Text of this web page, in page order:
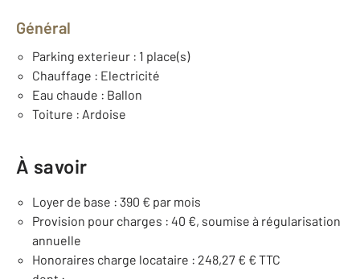
Général
Parking exterieur : 1 place(s)
Chauffage : Electricité
Eau chaude : Ballon
Toiture : Ardoise
À savoir
Loyer de base : 390 € par mois
Provision pour charges : 40 €, soumise à régularisation
annuelle
Honoraires charge locataire : 248,27 € € TTC